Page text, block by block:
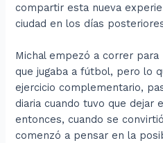
compartir esta nueva
ciudad en los días
Michal empezó a correr
que jugaba a fútbol, pero lo
ejercicio complementario,
diaria cuando tuvo que dejar
entonces, cuando se
comenzó a pensar en la